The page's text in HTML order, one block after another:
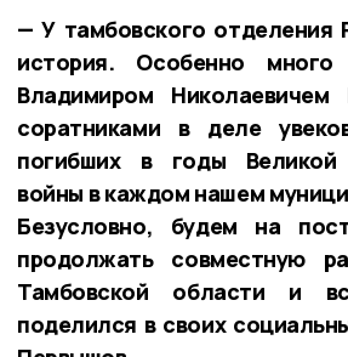
— У тамбовского отделения
история. Особенно
Владимиром
соратниками в деле
погибших в годы Великой
войны в каждом нашем
Безусловно, будем на
продолжать совместную
Тамбовской области и
поделился в своих